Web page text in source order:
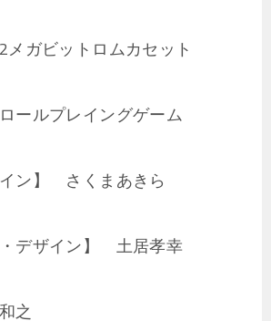
ガビットロムカセット
ールプレイングゲーム
イン】 さくまあきら
・デザイン】 土居孝幸
之